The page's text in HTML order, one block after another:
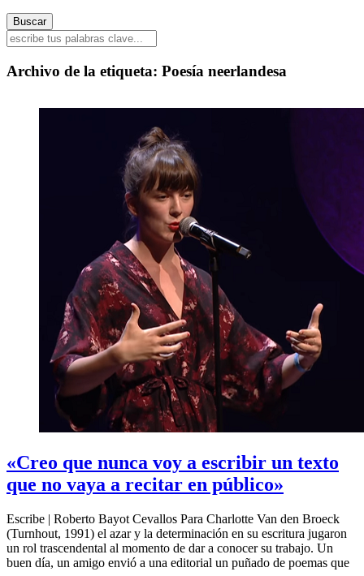
Archivo de la etiqueta: Poesía neerlandesa
«Creo que nunca voy a escribir un texto
que no vaya a recitar en público»
Escribe | Roberto Bayot Cevallos Para Charlotte Van den Broeck
(Turnhout, 1991) el azar y la determinación en su escritura jugaron
un rol trascendental al momento de dar a conocer su trabajo. Un
buen día, un amigo envió a una editorial un puñado de poemas que